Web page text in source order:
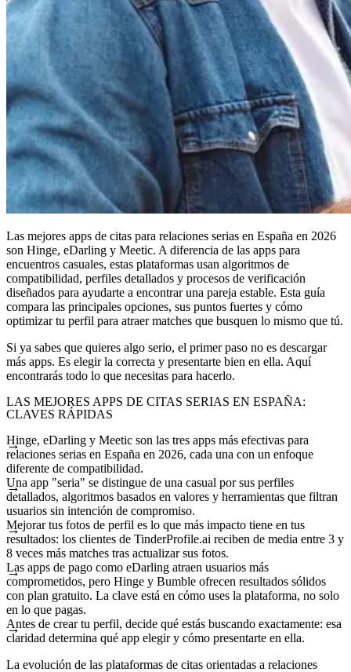
Las mejores apps de citas para relaciones serias en España en 2026
son Hinge, eDarling y Meetic. A diferencia de las apps para
encuentros casuales, estas plataformas usan algoritmos de
compatibilidad, perfiles detallados y procesos de verificación
diseñados para ayudarte a encontrar una pareja estable. Esta guía
compara las principales opciones, sus puntos fuertes y cómo
optimizar tu perfil para atraer matches que busquen lo mismo que tú.
Si ya sabes que quieres algo serio, el primer paso no es descargar
más apps. Es elegir la correcta y presentarte bien en ella. Aquí
encontrarás todo lo que necesitas para hacerlo.
LAS MEJORES APPS DE CITAS SERIAS EN ESPAÑA:
CLAVES RÁPIDAS
Hinge, eDarling y Meetic son las tres apps más efectivas para
relaciones serias en España en 2026, cada una con un enfoque
diferente de compatibilidad.
Una app "seria" se distingue de una casual por sus perfiles
detallados, algoritmos basados en valores y herramientas que filtran
usuarios sin intención de compromiso.
Mejorar tus fotos de perfil es lo que más impacto tiene en tus
resultados: los clientes de TinderProfile.ai reciben de media entre 3 y
8 veces más matches tras actualizar sus fotos.
Las apps de pago como eDarling atraen usuarios más
comprometidos, pero Hinge y Bumble ofrecen resultados sólidos
con plan gratuito. La clave está en cómo uses la plataforma, no solo
en lo que pagas.
Antes de crear tu perfil, decide qué estás buscando exactamente: esa
claridad determina qué app elegir y cómo presentarte en ella.
La evolución de las plataformas de citas orientadas a relaciones